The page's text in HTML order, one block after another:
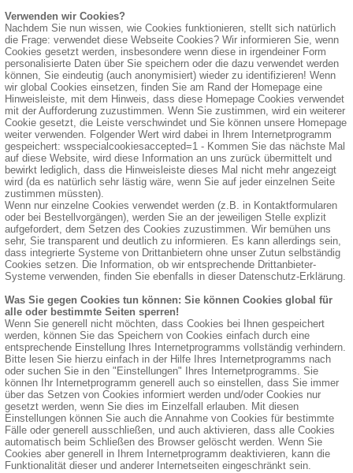
Verwenden wir Cookies?
Nachdem Sie nun wissen, wie Cookies funktionieren, stellt sich natürlich
die Frage: verwendet diese Webseite Cookies? Wir informieren Sie, wenn
Cookies gesetzt werden, insbesondere wenn diese in irgendeiner Form
personalisierte Daten über Sie speichern oder die dazu verwendet werden
können, Sie eindeutig (auch anonymisiert) wieder zu identifizieren! Wenn
wir global Cookies einsetzen, finden Sie am Rand der Homepage eine
Hinweisleiste, mit dem Hinweis, dass diese Homepage Cookies verwendet
mit der Aufforderung zuzustimmen. Wenn Sie zustimmen, wird ein weiterer
Cookie gesetzt, die Leiste verschwindet und Sie können unsere Homepage
weiter verwenden. Folgender Wert wird dabei in Ihrem Internetprogramm
gespeichert: wsspecialcookiesaccepted=1 - Kommen Sie das nächste Mal
auf diese Website, wird diese Information an uns zurück übermittelt und
bewirkt lediglich, dass die Hinweisleiste dieses Mal nicht mehr angezeigt
wird (da es natürlich sehr lästig wäre, wenn Sie auf jeder einzelnen Seite
zustimmen müssten).
Wenn nur einzelne Cookies verwendet werden (z.B. in Kontaktformularen
oder bei Bestellvorgängen), werden Sie an der jeweiligen Stelle explizit
aufgefordert, dem Setzen des Cookies zuzustimmen. Wir bemühen uns
sehr, Sie transparent und deutlich zu informieren. Es kann allerdings sein,
dass integrierte Systeme von Drittanbietern ohne unser Zutun selbständig
Cookies setzen. Die Information, ob wir entsprechende Drittanbieter-
Systeme verwenden, finden Sie ebenfalls in dieser Datenschutz-Erklärung.
Was Sie gegen Cookies tun können: Sie können Cookies global für
alle oder bestimmte Seiten sperren!
Wenn Sie generell nicht möchten, dass Cookies bei Ihnen gespeichert
werden, können Sie das Speichern von Cookies einfach durch eine
entsprechende Einstellung Ihres Internetprogramms vollständig verhindern.
Bitte lesen Sie hierzu einfach in der Hilfe Ihres Internetprogramms nach
oder suchen Sie in den "Einstellungen" Ihres Internetprogramms. Sie
können Ihr Internetprogramm generell auch so einstellen, dass Sie immer
über das Setzen von Cookies informiert werden und/oder Cookies nur
gesetzt werden, wenn Sie dies im Einzelfall erlauben. Mit diesen
Einstellungen können Sie auch die Annahme von Cookies für bestimmte
Fälle oder generell ausschließen, und auch aktivieren, dass alle Cookies
automatisch beim Schließen des Browser gelöscht werden. Wenn Sie
Cookies aber generell in Ihrem Internetprogramm deaktivieren, kann die
Funktionalität dieser und anderer Internetseiten eingeschränkt sein.